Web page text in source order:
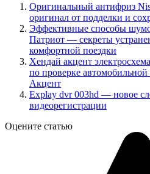
Оригинальный антифриз
оригинал от подделки и
Эффективные способы
Патриот — секреты
комфортной поездки
Хендай акцент
по проверке
Акцент
Explay dvr 003hd — новое
видеорегистрации
Оцените статью